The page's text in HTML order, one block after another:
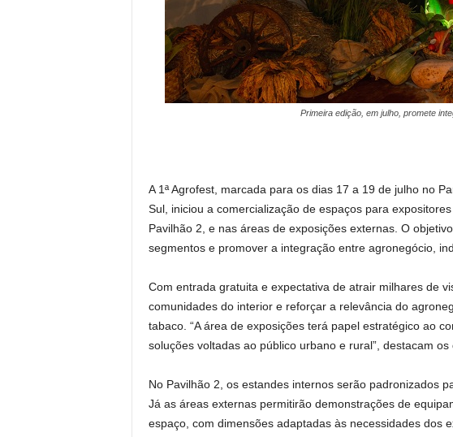
Primeira edição, em julho, promete
A 1ª Agrofest, marcada para os dias 17 a 19 de julho no
Sul, iniciou a comercialização de espaços para
Pavilhão 2, e nas áreas de exposições externas. O
segmentos e promover a integração entre agronegócio,
Com entrada gratuita e expectativa de atrair milhares de
comunidades do interior e reforçar a relevância do
tabaco. “A área de exposições terá papel estratégico ao
soluções voltadas ao público urbano e rural”, destacam os
No Pavilhão 2, os estandes internos serão padronizados
Já as áreas externas permitirão demonstrações de
espaço, com dimensões adaptadas às necessidades dos